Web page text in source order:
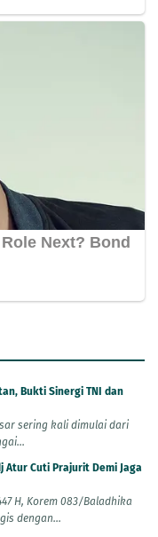
Bukti Sinergi TNI dan
sering kali dimulai dari
Atur Cuti Prajurit Demi Jaga
H, Korem 083/Baladhika
dengan...